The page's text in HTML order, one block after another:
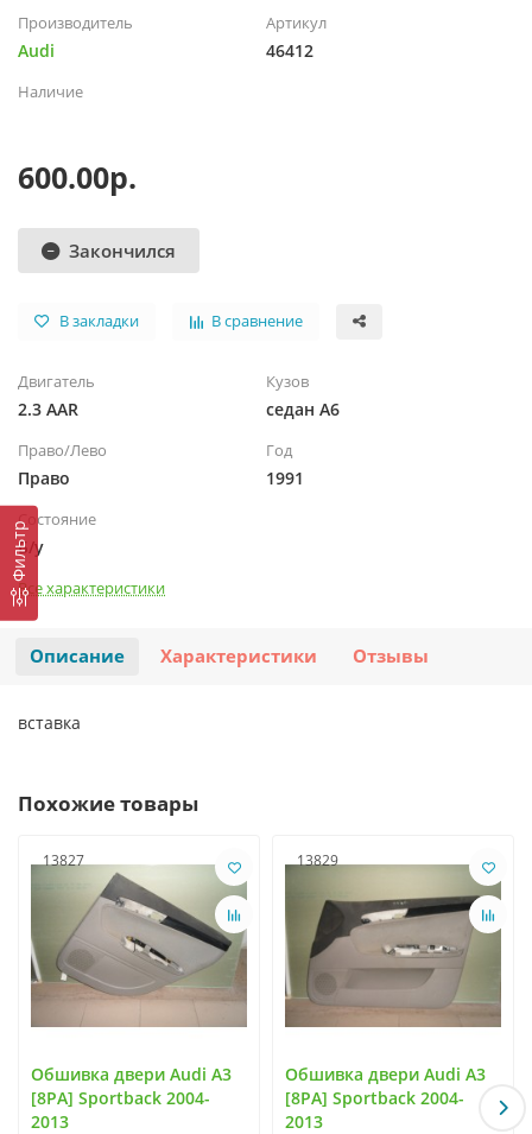
Фильтр
Производитель
Audi
Артикул
46412
Наличие
600.00р.
Закончился
В закладки В сравнение
Двигатель
2.3 AAR
Кузов
седан A6
Право/Лево
Право
Год
1991
Состояние
Б/у
Все характеристики
Описание Характеристики Отзывы
вставка
Похожие товары
13827
Обшивка двери Audi A3
[8PA] Sportback 2004-
2013
13829
Обшивка двери Audi A3
[8PA] Sportback 2004-
2013